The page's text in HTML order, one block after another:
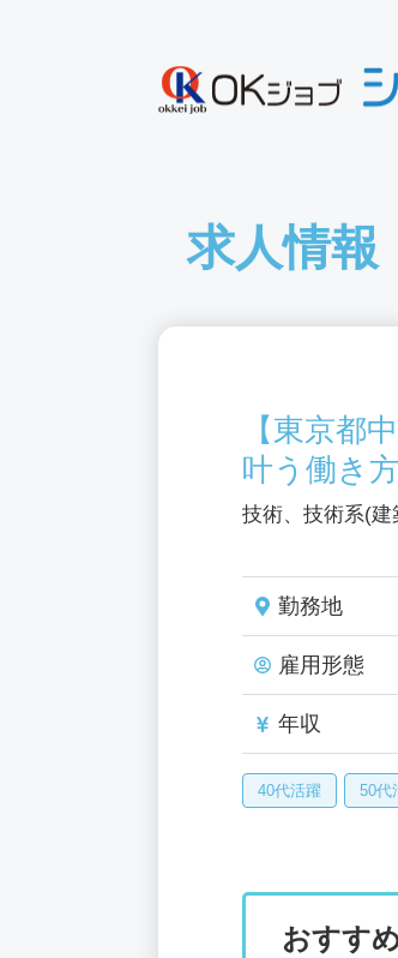
求人情報
【東京
叶う働き
技術、技術系(
勤務地
雇用形態
年収
40代活躍 50代
おすす